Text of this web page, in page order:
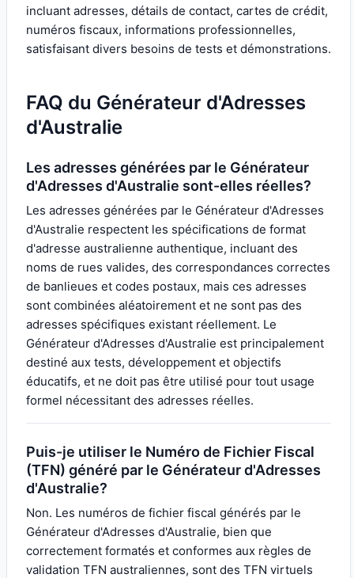
incluant adresses, détails de contact, cartes de crédit,
numéros fiscaux, informations professionnelles,
satisfaisant divers besoins de tests et démonstrations.
FAQ du Générateur d'Adresses
d'Australie
Les adresses générées par le Générateur
d'Adresses d'Australie sont-elles réelles?
Les adresses générées par le Générateur d'Adresses
d'Australie respectent les spécifications de format
d'adresse australienne authentique, incluant des
noms de rues valides, des correspondances correctes
de banlieues et codes postaux, mais ces adresses
sont combinées aléatoirement et ne sont pas des
adresses spécifiques existant réellement. Le
Générateur d'Adresses d'Australie est principalement
destiné aux tests, développement et objectifs
éducatifs, et ne doit pas être utilisé pour tout usage
formel nécessitant des adresses réelles.
Puis-je utiliser le Numéro de Fichier Fiscal
(TFN) généré par le Générateur d'Adresses
d'Australie?
Non. Les numéros de fichier fiscal générés par le
Générateur d'Adresses d'Australie, bien que
correctement formatés et conformes aux règles de
validation TFN australiennes, sont des TFN virtuels